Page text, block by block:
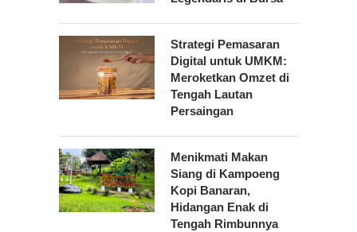
Strategi Pemasaran
Digital untuk UMKM:
Meroketkan Omzet di
Tengah Lautan
Persaingan
Menikmati Makan
Siang di Kampoeng
Kopi Banaran,
Hidangan Enak di
Tengah Rimbunnya